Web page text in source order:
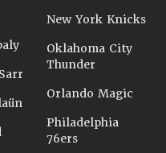
New York Knicks
Oklahoma City
Thunder
Orlando Magic
Philadelphia
76ers